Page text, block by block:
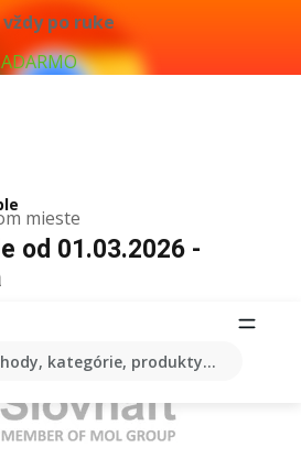
po ruke
mieste
kategórie, produkty...
od 01.03.2026 -